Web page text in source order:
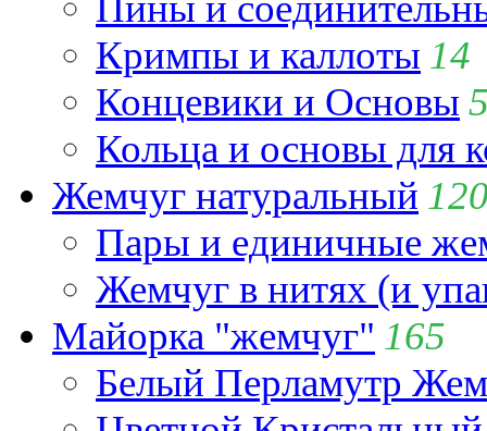
Кримпы и каллоты 14
Концевики и Основы
Кольца и основы для
Жемчуг натуральный
Пары и единичные
Жемчуг в нитях (и
Майорка "жемчуг" 165
Белый Перламутр